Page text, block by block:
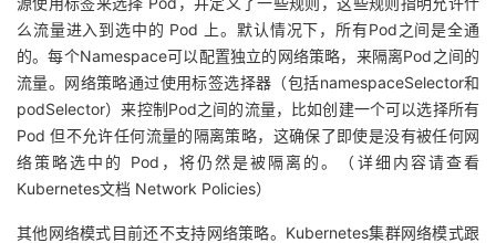
么流量进入到选中的 Pod 上。默认情况下，所有Pod之间是全通
的。每个Namespace可以配置独立的网络策略，来隔离Pod之间的
流量。网络策略通过使用标签选择器（包括namespaceSelector和
podSelector）来控制Pod之间的流量，比如创建一个可以选择所有
Pod 但不允许任何流量的隔离策略，这确保了即使是没有被任何网
络策略选中的 Pod，将仍然是被隔离的。（详细内容请查看
Kubernetes文档 Network Policies）
其他网络模式目前还不支持网络策略。Kubernetes集群网络模式跟